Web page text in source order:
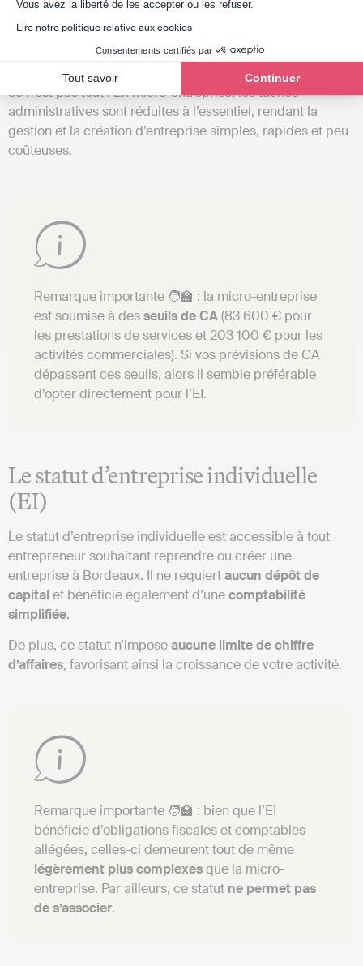
Vous avez la liberté de les accepter ou les refuser.
Lire notre politique relative aux cookies
Consentements certifiés par
Tout savoir Continuer
Sous ce régime, l’entrepreneur bordelais bénéficie d’une
comptabilité simplifiéese limitant principalement à la
tenue du livre des recettes et du registre des achats. Mais
ce n’est pas tout ! En micro-entreprise, les tâches
administratives sont réduites à l’essentiel, rendant la
gestion et la création d’entreprise simples, rapides et peu
coûteuses.
Remarque importante 🧑‍🏫 : la micro-entreprise
est soumise à desseuils de CA(83 600 € pour
les prestations de services et 203 100 € pour les
activités commerciales). Si vos prévisions de CA
dépassent ces seuils, alors il semble préférable
d’opter directement pour l’EI.
Le statut d’entreprise individuelle
(EI)
Le statut d’entreprise individuelle est accessible à tout
entrepreneur souhaitant reprendre ou créer une
entreprise à Bordeaux. Il ne requiertaucun dépôt de
capital et bénéficie également d’unecomptabilité
simplifiée.
De plus, ce statut n’imposeaucune limite de chiffre
d’affaires, favorisant ainsi la croissance de votre activité.
Remarque importante 🧑‍🏫 : bien que l’EI
bénéficie d’obligations fiscales et comptables
allégées, celles-ci demeurent tout de même
légèrement plus complexesque la micro-
entreprise. Par ailleurs, ce statut ne permet pas
de s’associer.